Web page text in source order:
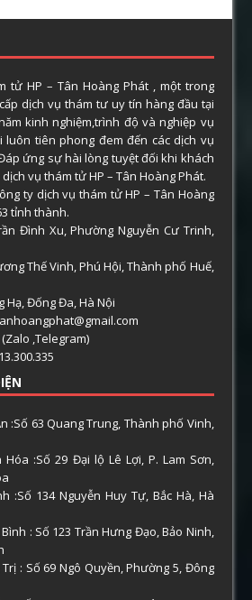
tử HP – Tân Hoàng Phát , một trong
dịch vụ thám tư uy tín hàng đầu tại
kinh nghiệm,trình độ và nghiệp vụ
luôn tiên phong đem đến các dịch vụ
ứng sự hài lòng tuyệt đối khi khách
vụ thám tử HP – Tân Hoàng Phát.
ty dịch vụ thám tử HP – Tân Hoàng
tỉnh thành.
Đình Xu, Phường Nguyễn Cư Trinh,
Thế Vinh, Phú Hội, Thành phố Huế,
Hạ, Đống Đa, Hà Nội
,Telegram)
:Số 63 Quang Trung, Thành phố Vinh,
:Số 29 Đại lộ Lê Lợi, P. Lam Sơn,
:Số 134 Nguyễn Huy Tự, Bắc Hà, Hà
: Số 123 Trần Hưng Đạo, Bảo Ninh,
: Số 69 Ngô Quyền, Phường 5, Đông